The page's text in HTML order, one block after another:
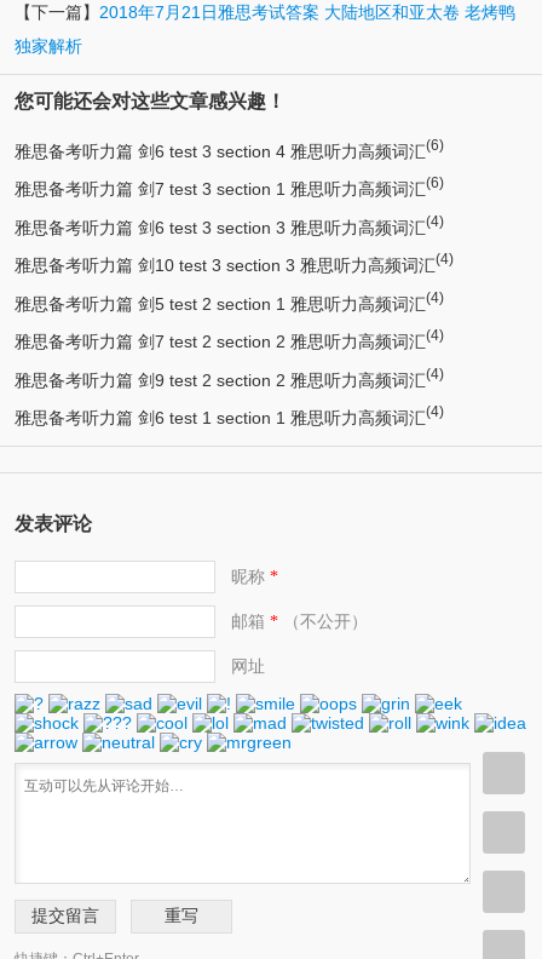
【下一篇】 2018年7月21日雅思考试答案 大陆地区和亚太卷 老烤鸭
独家解析
您可能还会对这些文章感兴趣！
雅思备考听力篇 剑6 test 3 section 4 雅思听力高频词汇(6)
雅思备考听力篇 剑7 test 3 section 1 雅思听力高频词汇(6)
雅思备考听力篇 剑6 test 3 section 3 雅思听力高频词汇(4)
雅思备考听力篇 剑10 test 3 section 3 雅思听力高频词汇(4)
雅思备考听力篇 剑5 test 2 section 1 雅思听力高频词汇(4)
雅思备考听力篇 剑7 test 2 section 2 雅思听力高频词汇(4)
雅思备考听力篇 剑9 test 2 section 2 雅思听力高频词汇(4)
雅思备考听力篇 剑6 test 1 section 1 雅思听力高频词汇(4)
发表评论
昵称*
邮箱 *（不公开）
网址